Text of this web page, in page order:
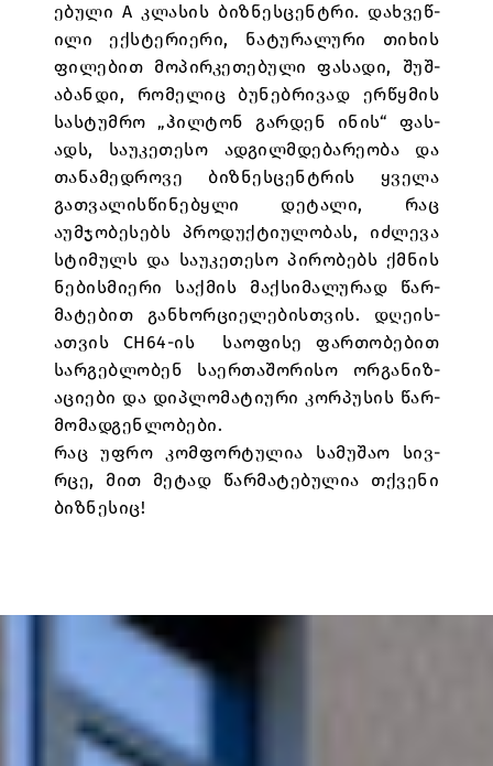
ებ­ული A კლ­ას­ის ბიზნ­ესცენ­ტრი. დახ­ვ­ეწ­
ილი ექ­სტერ­ი­ერი, ნატ­ურ­ალ­ური თიხ­ის
ფილ­ებ­ით მოპ­ირ­კეთ­ებ­ული ფას­ადი, შუშ­
აბ­ან­დი, რომ­ელ­იც ბუნ­ებრივ­ად ერ­წყმის
სას­ტუმრო „ჰილ­ტონ გარ­დენ ინ­ის“ ფას­
ადს, სა­უკ­ეთ­ესო ად­გილ­მდებ­არ­ე­ობა და
თან­ამ­ედ­როვე ბიზნ­ესცენ­ტრ­ის ყველა
გათ­ვ­ალ­ის­წინ­ებყლი დეტ­ალი, რაც
აუმჯობ­ეს­ებს პროდ­უ­ქტი­ულ­ობ­ას, იძ­ლევა
სტიმ­ულს და სა­უკ­ეთ­ესო პირ­ობებს ქ­მნის
ნებ­ის­მი­ერი სა­ქ­მის მა­ქსიმ­ალ­ურ­ად წარ­
მატ­ებ­ით გან­ხორ­ცი­ელ­ებ­ის­თ­ვ­ის. დღე­ის­
ათ­ვ­ის CH64-ის სა­ოფ­ისე ფარ­თობ­ებ­ით
სარ­გებლობ­ენ სა­ერ­თაშ­ორ­ისო ორგან­იზ­
აც­ი­ები და დიპლომ­ატ­ი­ური კორპუს­ის წარ­
მომ­ად­გენლ­ობ­ები.
რაც უფრო კო­მფორ­ტულ­ია სამ­უშ­აო სივ­
რცე, მით მეტ­ად წარ­მატ­ებ­ულ­ია თქვ­ენი
ბიზნ­ეს­იც!